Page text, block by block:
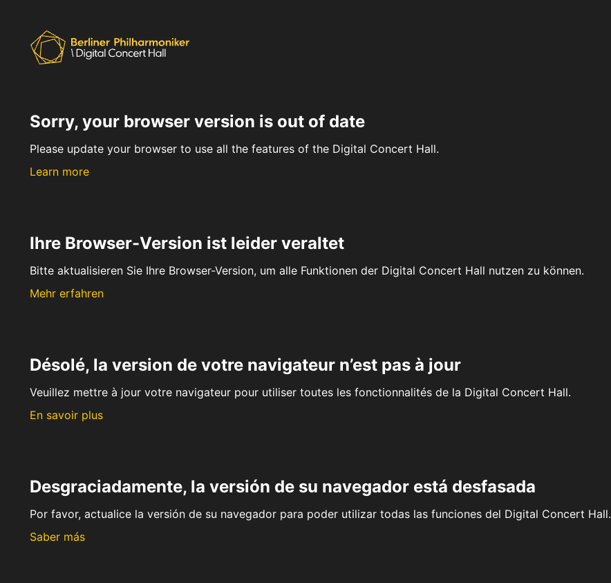
Sorry, your browser version is out of date
Please update your browser to use all the features of the Digital Concert Hall.
Learn more
Ihre Browser-Version ist leider veraltet
Bitte aktualisieren Sie Ihre Browser-Version, um alle Funktionen der Digital Concert Hall nutzen zu können.
Mehr erfahren
Désolé, la version de votre navigateur n’est pas à jour
Veuillez mettre à jour votre navigateur pour utiliser toutes les fonctionnalités de la Digital Concert Hall.
En savoir plus
Desgraciadamente, la versión de su navegador está desfasada
Por favor, actualice la versión de su navegador para poder utilizar todas las funciones del Digital Concert Hall.
Saber más